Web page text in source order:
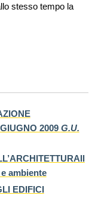
stesso tempo la
2009 G.U.
ambiente
EDIFICI